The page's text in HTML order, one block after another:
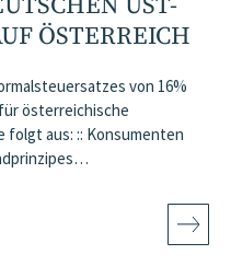
ÖSTERREICH
von 16%
österreichische
folgt aus: :: Konsumenten